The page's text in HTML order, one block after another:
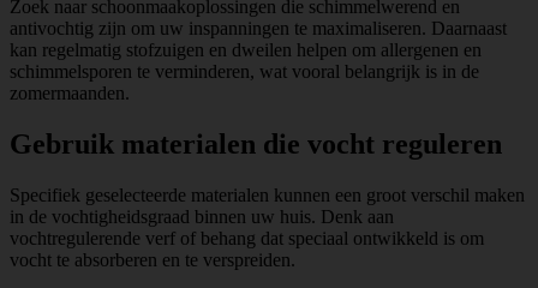
Zoek naar schoonmaakoplossingen die schimmelwerend en
antivochtig zijn om uw inspanningen te maximaliseren. Daarnaast
kan regelmatig stofzuigen en dweilen helpen om allergenen en
schimmelsporen te verminderen, wat vooral belangrijk is in de
zomermaanden.
Gebruik materialen die vocht reguleren
Specifiek geselecteerde materialen kunnen een groot verschil maken
in de vochtigheidsgraad binnen uw huis. Denk aan
vochtregulerende verf of behang dat speciaal ontwikkeld is om
vocht te absorberen en te verspreiden.